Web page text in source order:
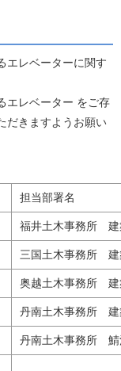
エレベーターに関す
エレベーター をご存
だきますようお願い
担当部署名
福井土木事務所 建
三国土木事務所 建
奥越土木事務所 建
丹南土木事務所 建
丹南土木事務所